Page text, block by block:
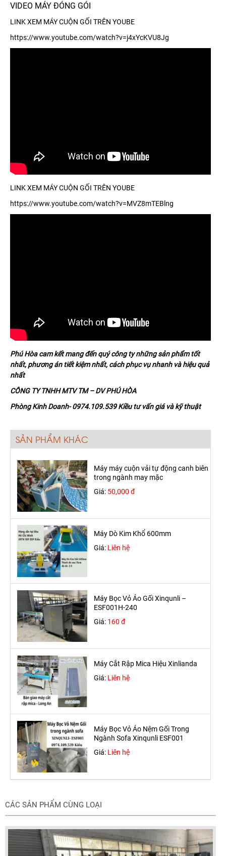
VIDEO MÁY ĐÓNG GÓI
LINK XEM MÁY CUỘN GỐI TRÊN YOUBE
https://www.youtube.com/watch?v=j4xYcKVU8Jg
LINK XEM MÁY CUỘN GỐI TRÊN YOUBE
https://www.youtube.com/watch?v=MVZ8mTEBlng
Phú Hòa cam kết mang đến quý công ty những sản phẩm tốt
nhất, phương án tiết kiệm nhất, cách phục vụ nhanh và hiệu quả
nhất
CÔNG TY TNHH MTV TM – DV PHÚ HÒA
Phòng Kinh Doanh- 0974.109.539 Kiều tư vấn giá và kỹ thuật
SẢN PHẨM KHÁC
Máy máy cuộn vải tự động canh biên
trong ngành may mặc
Giá: 50,000 đ
Máy Dò Kim Khổ 600mm
Giá: Liên hệ
Máy Bọc Vỏ Áo Gối Xinqunli –
ESF001H-240
Giá: 160 đ
Máy Cắt Rập Mica Hiệu Xinlianda
Giá: Liên hệ
Máy Bọc Vỏ Áo Nệm Gối Trong
Ngành Sofa Xinqunli ESF001
Giá: Liên hệ
CÁC SẢN PHẨM CÙNG LOẠI